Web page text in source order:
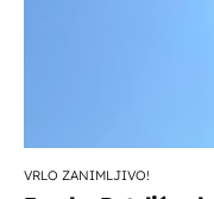
VRLO ZANIMLJIVO!